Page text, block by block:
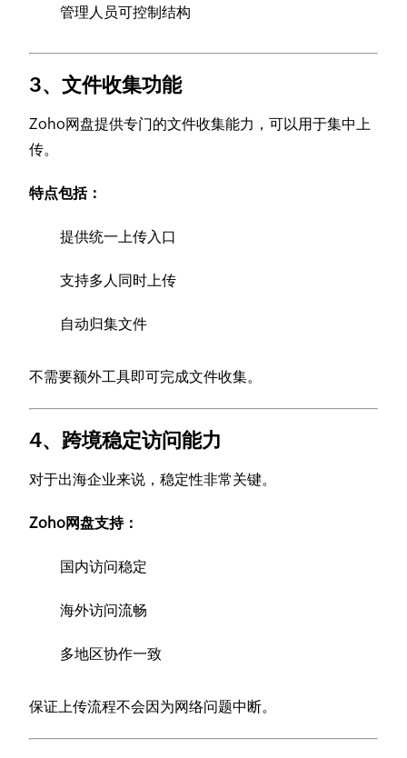
管理人员可控制结构
3、文件收集功能
Zoho网盘提供专门的文件收集能力，可以用于集中上
传。
特点包括：
提供统一上传入口
支持多人同时上传
自动归集文件
不需要额外工具即可完成文件收集。
4、跨境稳定访问能力
对于出海企业来说，稳定性非常关键。
Zoho网盘支持：
国内访问稳定
海外访问流畅
多地区协作一致
保证上传流程不会因为网络问题中断。